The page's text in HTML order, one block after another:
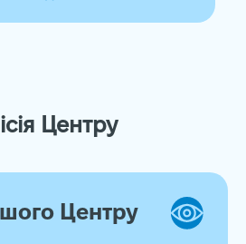
Центру
Центру